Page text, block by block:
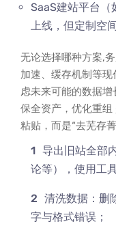
SaaS建站平台
上线，但定制空
无论选择哪种方案,
加速、缓存机制等
虑未来可能的数据增
保全资产，优化重组
粘贴，而是“去芜存
导出旧站全部
论等），使用工
清洗数据：删
字与格式错误；